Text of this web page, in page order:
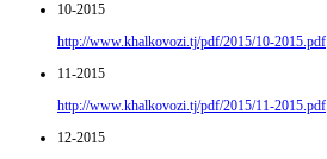
10-2015
http://www.khalkovozi.tj/pdf/2015/10-2015.pdf
11-2015
http://www.khalkovozi.tj/pdf/2015/11-2015.pdf
12-2015